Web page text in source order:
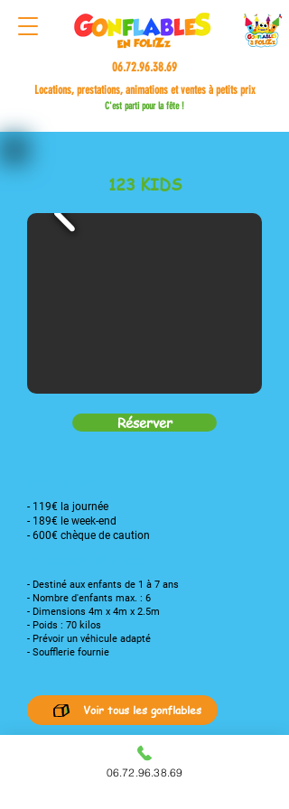
06.72.96.38.69
Locations, prestations, animations et ventes à petits prix
C'est parti pour la fête !
123 KIDS
Réserver
- 119€ la journée
- 189€ le week-end
- 600€ chèque de caution
- Destiné aux enfants de 1 à 7 ans
- Nombre d'enfants max. : 6
- Dimensions 4m x 4m x 2.5m
- Poids : 70 kilos
- Prévoir un véhicule adapté
- Soufflerie fournie
Voir tous les gonflables
06.72.96.38.69